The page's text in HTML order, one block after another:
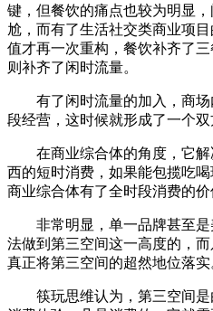
键，但餐饮的痛点也较为明显
尬，而有了生活社交类商业项
值才再一次重构，餐饮补齐了
则补齐了闲时流量。
有了闲时流量的加入，商
段经营，这时候就形成了一个双
在商业综合体的角度，它
西的短时消费，如果能包揽吃
商业综合体有了全时段消费的价
非常明显，单一品牌甚至
法做到第三空间这一高度的，
真正将第三空间的超然地位落实
筷玩思维认为，第三空间